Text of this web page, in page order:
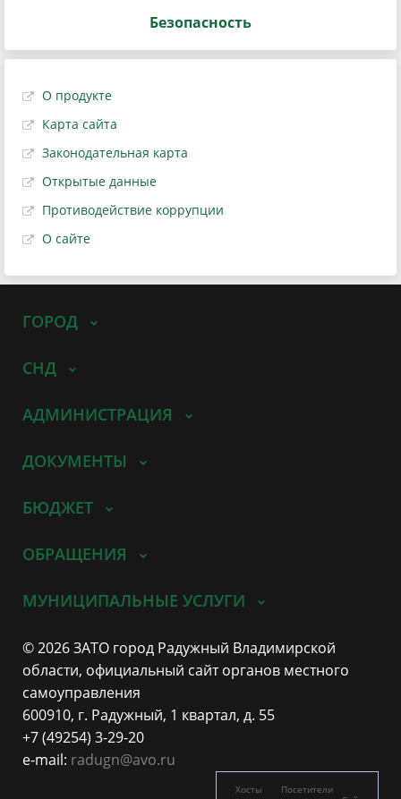
Безопасность
О продукте
Карта сайта
Законодательная карта
Открытые данные
Противодействие коррупции
О сайте
ГОРОД
СНД
АДМИНИСТРАЦИЯ
ДОКУМЕНТЫ
БЮДЖЕТ
ОБРАЩЕНИЯ
МУНИЦИПАЛЬНЫЕ УСЛУГИ
© 2026 ЗАТО город Радужный Владимирской
области, официальный сайт органов местного
самоуправления
600910, г. Радужный, 1 квартал, д. 55
+7 (49254) 3-29-20
e-mail: radugn@avo.ru
Хосты
Посетители